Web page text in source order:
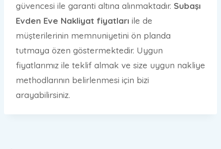
güvencesi ile garanti altına alınmaktadır. Subaşı
Evden Eve Nakliyat fiyatları ile de
müşterilerinin memnuniyetini ön planda
tutmaya özen göstermektedir. Uygun
fiyatlarımız ile teklif almak ve size uygun nakliye
methodlarının belirlenmesi için bizi
arayabilirsiniz.